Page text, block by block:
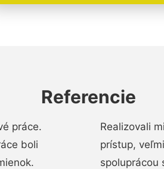
Referencie
práce.
boli
Realizovali
prístup,
spoluprácou